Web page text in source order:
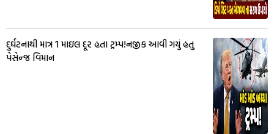
દુર્ઘટનાથી માત્ર 1 માઇલ દૂર હતા ટ્રમ્પ!નજીક આવી ગયું હતુ
પેસેન્જ વિમાન